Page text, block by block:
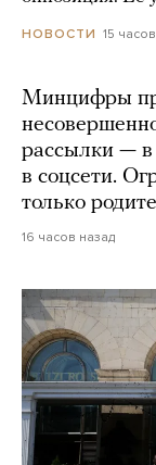
НОВОСТИ 15
Минцифры
рассылки — в
в соцсети.
только
16 часов назад